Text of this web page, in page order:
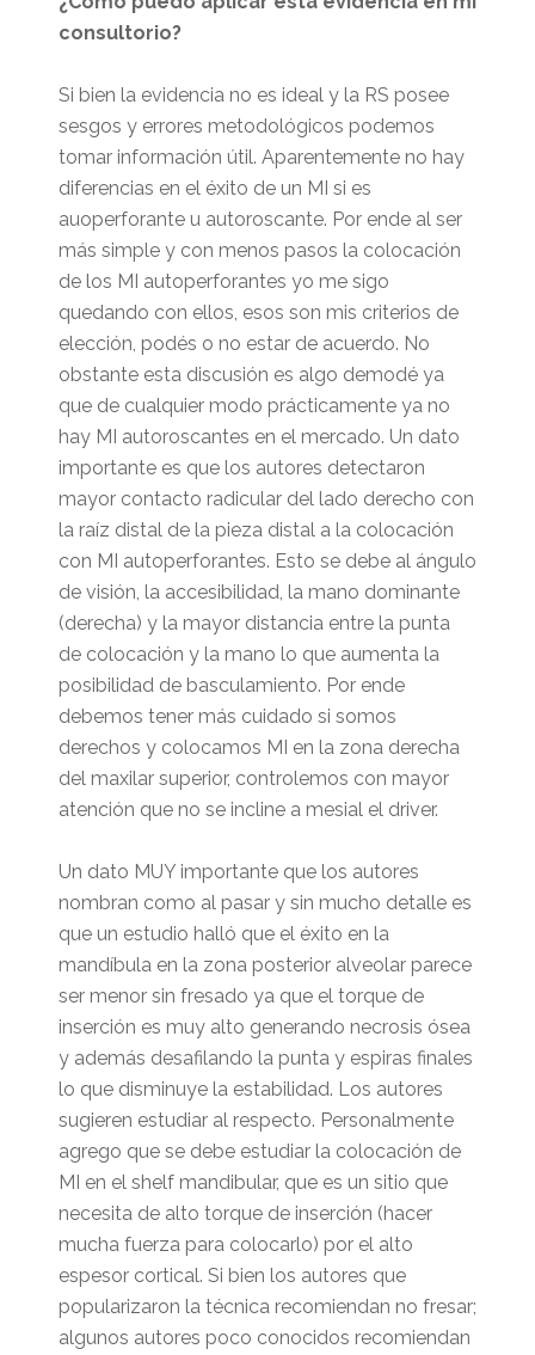
consultorio?
Si bien la evidencia no es ideal y la RS posee
sesgos y errores metodológicos podemos
tomar información útil. Aparentemente no hay
diferencias en el éxito de un MI si es
auoperforante u autoroscante. Por ende al ser
más simple y con menos pasos la colocación
de los MI autoperforantes yo me sigo
quedando con ellos, esos son mis criterios de
elección, podés o no estar de acuerdo. No
obstante esta discusión es algo demodé ya
que de cualquier modo prácticamente ya no
hay MI autoroscantes en el mercado. Un dato
importante es que los autores detectaron
mayor contacto radicular del lado derecho con
la raíz distal de la pieza distal a la colocación
con MI autoperforantes. Esto se debe al ángulo
de visión, la accesibilidad, la mano dominante
(derecha) y la mayor distancia entre la punta
de colocación y la mano lo que aumenta la
posibilidad de basculamiento. Por ende
debemos tener más cuidado si somos
derechos y colocamos MI en la zona derecha
del maxilar superior, controlemos con mayor
atención que no se incline a mesial el driver.
Un dato MUY importante que los autores
nombran como al pasar y sin mucho detalle es
que un estudio halló que el éxito en la
mandíbula en la zona posterior alveolar parece
ser menor sin fresado ya que el torque de
inserción es muy alto generando necrosis ósea
y además desafilando la punta y espiras finales
lo que disminuye la estabilidad. Los autores
sugieren estudiar al respecto. Personalmente
agrego que se debe estudiar la colocación de
MI en el shelf mandibular, que es un sitio que
necesita de alto torque de inserción (hacer
mucha fuerza para colocarlo) por el alto
espesor cortical. Si bien los autores que
popularizaron la técnica recomiendan no fresar;
algunos autores poco conocidos recomiendan